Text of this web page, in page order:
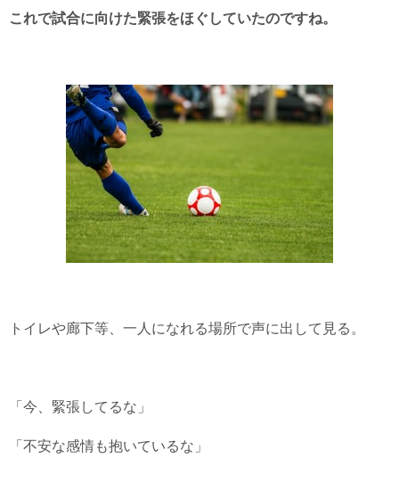
これで試合に向けた緊張をほぐしていたのですね。
トイレや廊下等、一人になれる場所で声に出して見る。
「今、緊張してるな」
「不安な感情も抱いているな」